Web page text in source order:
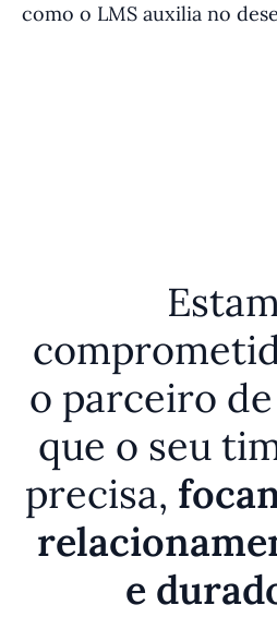
como o LMS auxilia no
o parceiro
que o seu
precisa,
e